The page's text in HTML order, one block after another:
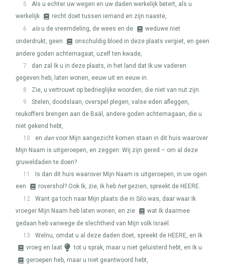
5
Als u echter uw wegen en uw daden werkelijk betert, als u
werkelijk
recht doet tussen iemand en zijn naaste,
6
alsu de vreemdeling, de wees en de
weduwe niet
onderdrukt, geen
onschuldig bloed in deze plaats vergiet, en geen
andere goden achternagaat, uzelf ten kwade,
7
dan zal Ik u in deze plaats, in het land dat Ik uw vaderen
gegeven heb, laten wonen, eeuw uit en eeuw in.
8
Zie, u vertrouwt op bedrieglijke woorden, die niet van nut zijn.
9
Stelen, doodslaan, overspel plegen, valse eden afleggen,
reukoffers brengen aan de Baäl, andere goden achternagaan, die u
niet gekend hebt,
10
en dan voor Mijn aangezicht komen staan in dit huis waarover
Mijn Naam is uitgeroepen, en zeggen: Wij zijn gered – om al deze
gruweldaden te doen?
11
Is dan dit huis waarover Mijn Naam is uitgeroepen, in uw ogen
een
rovershol? Ook Ik, zie, Ik heb hetgezien, spreekt de HEERE.
12
Want ga toch naar Mijn plaats die in Silo was, daar waar Ik
vroeger Mijn Naam heb laten wonen, en zie
wat Ik daarmee
gedaan heb vanwege de slechtheid van Mijn volk Israël.
13
Welnu, omdat u al deze daden doet, spreekt de HEERE, en Ik
vroeg en laat
tot u sprak, maar u niet geluisterd hebt, en Ik u
geroepen heb, maar u niet geantwoord hebt,